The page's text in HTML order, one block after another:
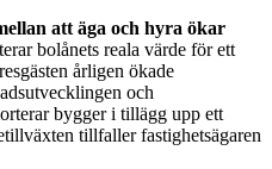
att äga och hyra ökar
bolånets reala värde för ett
årligen ökade
och
bygger i tillägg upp ett
tillfaller fastighetsägaren